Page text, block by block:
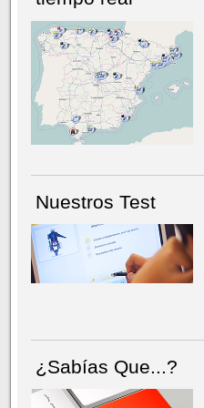
NÚMERO ACTUALHEMEROTECA
Nuestros Test
¿Sabías Que...?